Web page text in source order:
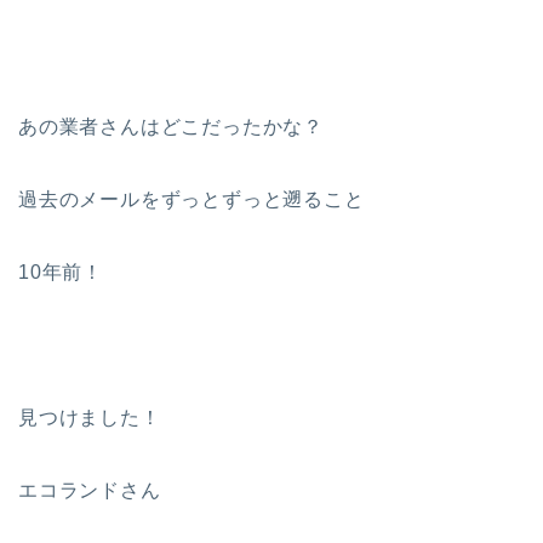
あの業者さんはどこだったかな？
過去のメールをずっとずっと遡ること
10年前！
見つけました！
エコランドさん